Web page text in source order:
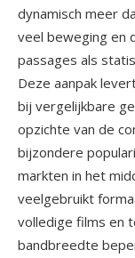
dynamisch meer
veel beweging en
passages als
Deze aanpak
bij vergelijkbare
opzichte van de
bijzondere
markten in het
veelgebruikt
volledige films en
bandbreedte